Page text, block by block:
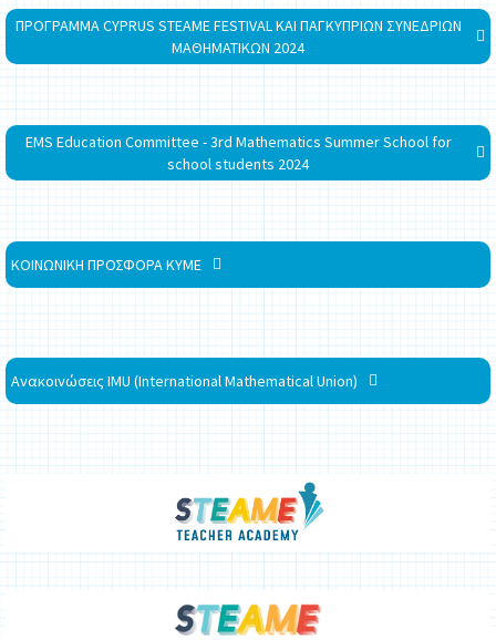
ΠΡΟΓΡΑΜΜΑ CYPRUS STEAME FESTIVAL ΚΑΙ ΠΑΓΚΥΠΡΙΩΝ ΣΥΝΕΔΡΙΩΝ
ΜΑΘΗΜΑΤΙΚΩΝ 2024
EMS Education Committee - 3rd Mathematics Summer School for
school students 2024
ΚΟΙΝΩΝΙΚΗ ΠΡΟΣΦΟΡΑ ΚΥΜΕ
Ανακοινώσεις IMU (International Mathematical Union)